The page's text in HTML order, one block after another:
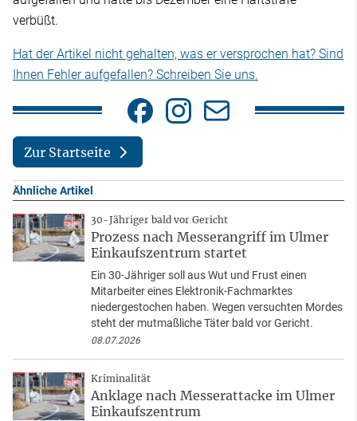
verbüßt.
Hat der Artikel nicht gehalten, was er versprochen hat? Sind
Ihnen Fehler aufgefallen? Schreiben Sie uns.
Zur Startseite
Ähnliche Artikel
30-Jähriger bald vor Gericht
Prozess nach Messerangriff im Ulmer
Einkaufszentrum startet
Ein 30-Jähriger soll aus Wut und Frust einen
Mitarbeiter eines Elektronik-Fachmarktes
niedergestochen haben. Wegen versuchten Mordes
steht der mutmaßliche Täter bald vor Gericht.
08.07.2026
Kriminalität
Anklage nach Messerattacke im Ulmer
Einkaufszentrum